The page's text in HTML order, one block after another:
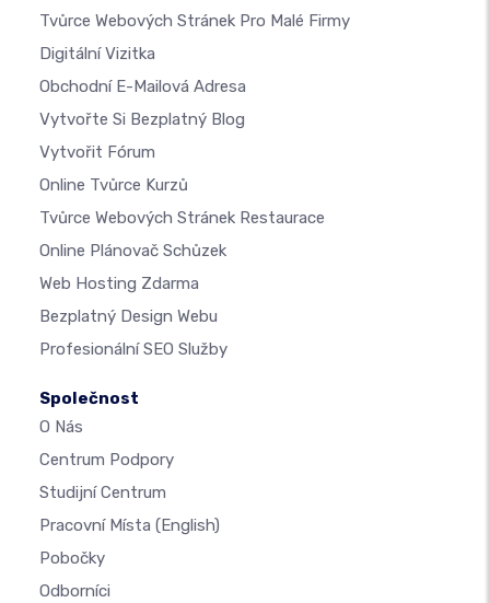
Tvůrce Webových Stránek Pro Malé Firmy
Digitální Vizitka
Obchodní E-Mailová Adresa
Vytvořte Si Bezplatný Blog
Vytvořit Fórum
Online Tvůrce Kurzů
Tvůrce Webových Stránek Restaurace
Online Plánovač Schůzek
Web Hosting Zdarma
Bezplatný Design Webu
Profesionální SEO Služby
Společnost
O Nás
Centrum Podpory
Studijní Centrum
Pracovní Místa (English)
Pobočky
Odborníci